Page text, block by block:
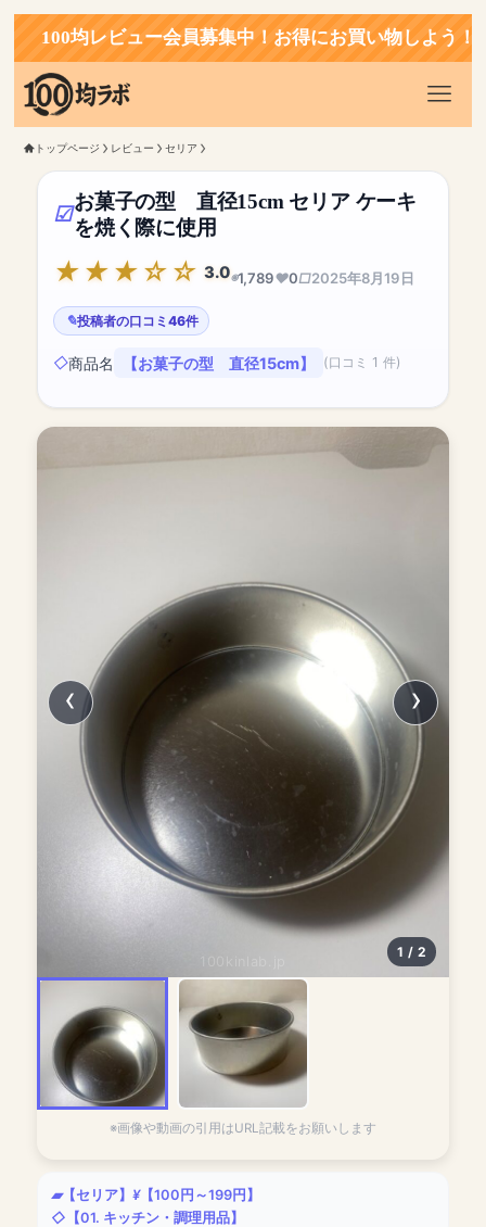
均レビュー会員募集中！お得にお買い物しよう！
トップページ レビュー セリア
お菓子の型 直径15cm セリア ケーキ
を焼く際に使用
3.0 1,789 0 2025年8月19日
投稿者の口コミ46件
商品名 【お菓子の型 直径15cm】 (口コミ 1 件)
1 / 2
※画像や動画の引用はURL記載をお願いします
【セリア】
【100円～199円】
【01. キッチン・調理用品】